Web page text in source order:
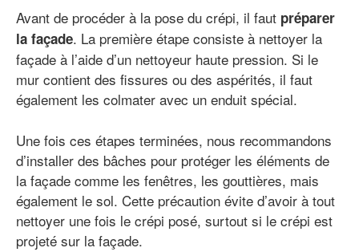
Avant de procéder à la pose du crépi, il faut préparer
la façade. La première étape consiste à nettoyer la
façade à l’aide d’un nettoyeur haute pression. Si le
mur contient des fissures ou des aspérités, il faut
également les colmater avec un enduit spécial.
Une fois ces étapes terminées, nous recommandons
d’installer des bâches pour protéger les éléments de
la façade comme les fenêtres, les gouttières, mais
également le sol. Cette précaution évite d’avoir à tout
nettoyer une fois le crépi posé, surtout si le crépi est
projeté sur la façade.